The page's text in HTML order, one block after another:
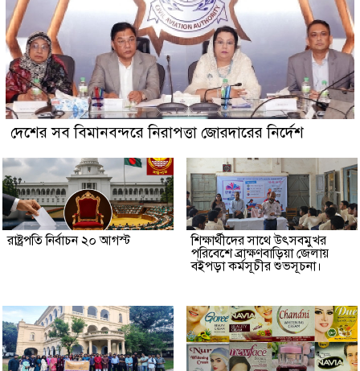
দেশের সব বিমানবন্দরে নিরাপত্তা জোরদারের নির্দেশ
রাষ্ট্রপতি নির্বাচন ২০ আগস্ট
শিক্ষার্থীদের সাথে উৎসবমুখর
পরিবেশে ব্রাক্ষণবাড়িয়া জেলায়
বইপড়া কর্মসূচীর শুভসূচনা।